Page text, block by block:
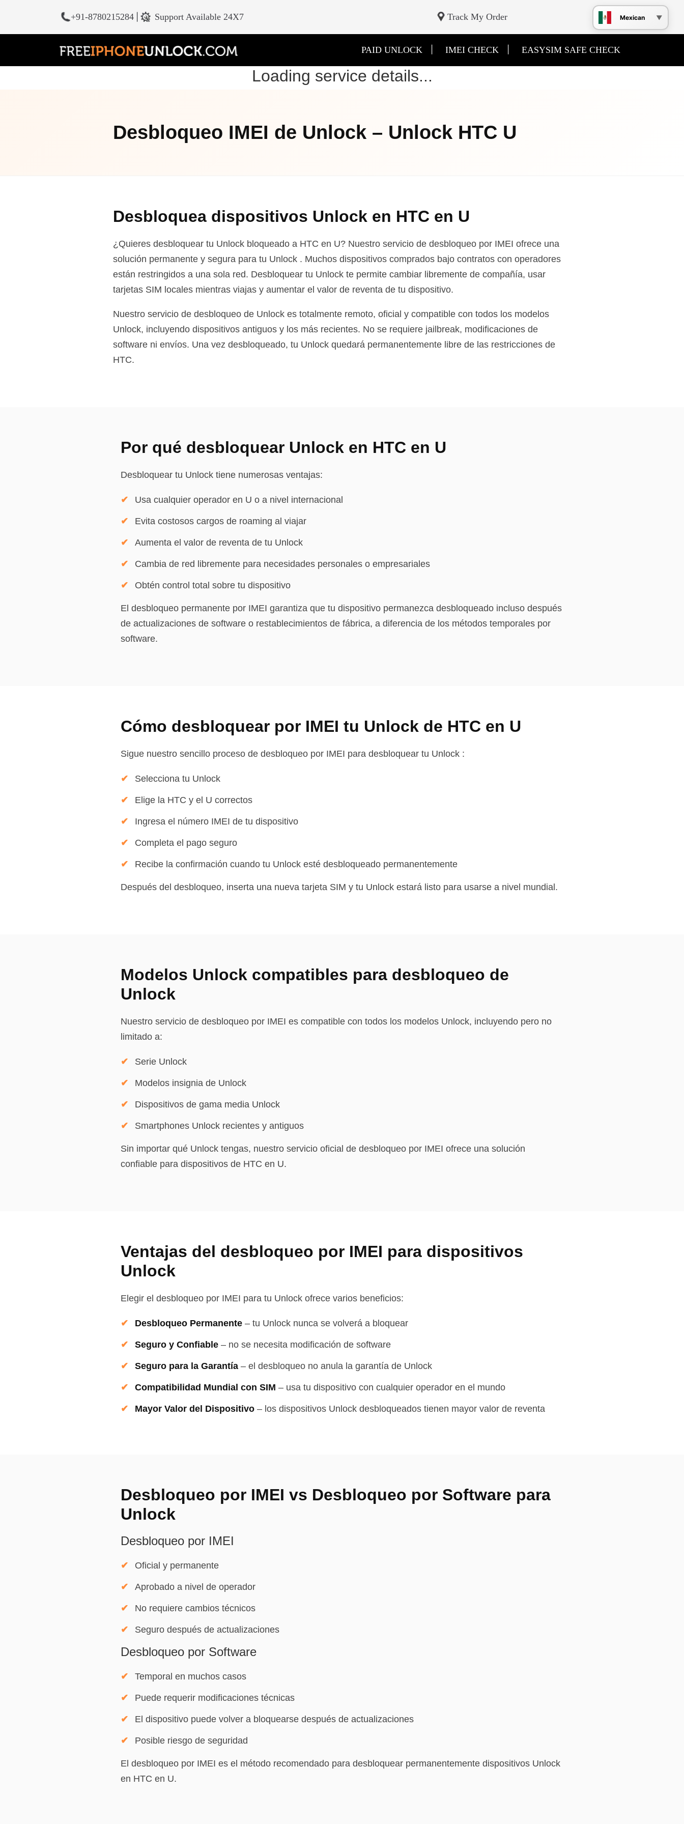
+91-8780215284 Support Available 24X7 Track My Order Mexican
PAID UNLOCK IMEI CHECK EASYSIM SAFE CHECK
Loading service details...
Desbloqueo IMEI de Unlock – Unlock HTC U
Desbloquea dispositivos Unlock en HTC en U
¿Quieres desbloquear tu Unlock bloqueado a HTC en U? Nuestro servicio de desbloqueo por IMEI ofrece una
solución permanente y segura para tu Unlock . Muchos dispositivos comprados bajo contratos con operadores
están restringidos a una sola red. Desbloquear tu Unlock te permite cambiar libremente de compañía, usar
tarjetas SIM locales mientras viajas y aumentar el valor de reventa de tu dispositivo.
Nuestro servicio de desbloqueo de Unlock es totalmente remoto, oficial y compatible con todos los modelos
Unlock, incluyendo dispositivos antiguos y los más recientes. No se requiere jailbreak, modificaciones de
software ni envíos. Una vez desbloqueado, tu Unlock quedará permanentemente libre de las restricciones de
HTC.
Por qué desbloquear Unlock en HTC en U
Desbloquear tu Unlock tiene numerosas ventajas:
Usa cualquier operador en U o a nivel internacional
Evita costosos cargos de roaming al viajar
Aumenta el valor de reventa de tu Unlock
Cambia de red libremente para necesidades personales o empresariales
Obtén control total sobre tu dispositivo
El desbloqueo permanente por IMEI garantiza que tu dispositivo permanezca desbloqueado incluso después
de actualizaciones de software o restablecimientos de fábrica, a diferencia de los métodos temporales por
software.
Cómo desbloquear por IMEI tu Unlock de HTC en U
Sigue nuestro sencillo proceso de desbloqueo por IMEI para desbloquear tu Unlock :
Selecciona tu Unlock
Elige la HTC y el U correctos
Ingresa el número IMEI de tu dispositivo
Completa el pago seguro
Recibe la confirmación cuando tu Unlock esté desbloqueado permanentemente
Después del desbloqueo, inserta una nueva tarjeta SIM y tu Unlock estará listo para usarse a nivel mundial.
Modelos Unlock compatibles para desbloqueo de
Unlock
Nuestro servicio de desbloqueo por IMEI es compatible con todos los modelos Unlock, incluyendo pero no
limitado a:
Serie Unlock
Modelos insignia de Unlock
Dispositivos de gama media Unlock
Smartphones Unlock recientes y antiguos
Sin importar qué Unlock tengas, nuestro servicio oficial de desbloqueo por IMEI ofrece una solución
confiable para dispositivos de HTC en U.
Ventajas del desbloqueo por IMEI para dispositivos
Unlock
Elegir el desbloqueo por IMEI para tu Unlock ofrece varios beneficios:
Desbloqueo Permanente – tu Unlock nunca se volverá a bloquear
Seguro y Confiable – no se necesita modificación de software
Seguro para la Garantía – el desbloqueo no anula la garantía de Unlock
Compatibilidad Mundial con SIM – usa tu dispositivo con cualquier operador en el mundo
Mayor Valor del Dispositivo – los dispositivos Unlock desbloqueados tienen mayor valor de reventa
Desbloqueo por IMEI vs Desbloqueo por Software para
Unlock
Desbloqueo por IMEI
Oficial y permanente
Aprobado a nivel de operador
No requiere cambios técnicos
Seguro después de actualizaciones
Desbloqueo por Software
Temporal en muchos casos
Puede requerir modificaciones técnicas
El dispositivo puede volver a bloquearse después de actualizaciones
Posible riesgo de seguridad
El desbloqueo por IMEI es el método recomendado para desbloquear permanentemente dispositivos Unlock
en HTC en U.